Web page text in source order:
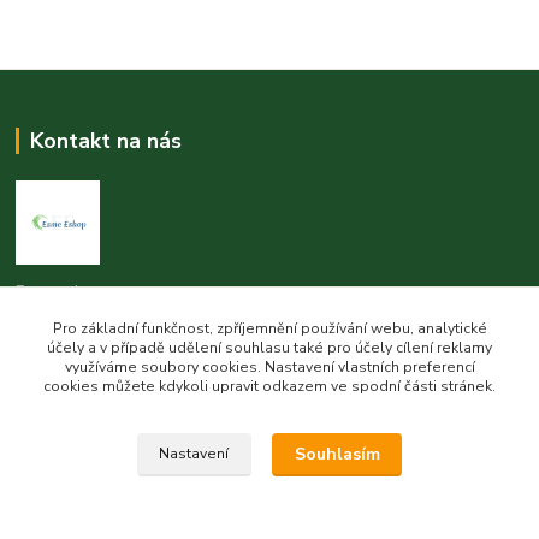
Kontakt na nás
Esme eshop
Jan Vohlídal
+420 777 731 841
8,00 - 20,00
Pro základní funkčnost, zpříjemnění používání webu, analytické
účely a v případě udělení souhlasu také pro účely cílení reklamy
využíváme soubory cookies. Nastavení vlastních preferencí
cookies můžete kdykoli upravit odkazem ve spodní části stránek.
Nastavení Souhlasím